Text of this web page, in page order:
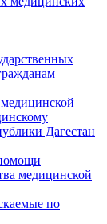
Дагестан
медицинской
по